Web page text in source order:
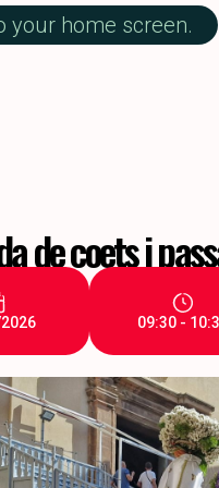
your home screen.
de coets i
09:30 -